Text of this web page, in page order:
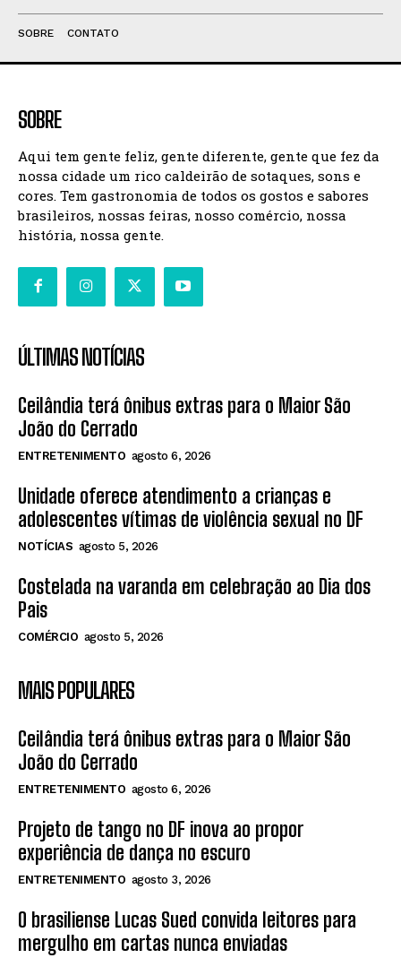
SOBRE CONTATO
SOBRE
Aqui tem gente feliz, gente diferente, gente que fez da
nossa cidade um rico caldeirão de sotaques, sons e
cores. Tem gastronomia de todos os gostos e sabores
brasileiros, nossas feiras, nosso comércio, nossa
história, nossa gente.
ÚLTIMAS NOTÍCIAS
Ceilândia terá ônibus extras para o Maior São
João do Cerrado
ENTRETENIMENTO agosto 6, 2026
Unidade oferece atendimento a crianças e
adolescentes vítimas de violência sexual no DF
NOTÍCIAS agosto 5, 2026
Costelada na varanda em celebração ao Dia dos
Pais
COMÉRCIO agosto 5, 2026
MAIS POPULARES
Ceilândia terá ônibus extras para o Maior São
João do Cerrado
ENTRETENIMENTO agosto 6, 2026
Projeto de tango no DF inova ao propor
experiência de dança no escuro
ENTRETENIMENTO agosto 3, 2026
O brasiliense Lucas Sued convida leitores para
mergulho em cartas nunca enviadas